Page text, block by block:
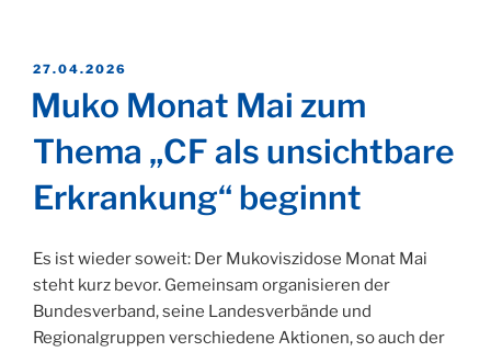
VERÖFFENTLICHT
27.04.2026
Muko Monat Mai zum
Thema „CF als unsichtbare
Erkrankung“ beginnt
Es ist wieder soweit: Der Mukoviszidose Monat Mai
steht kurz bevor. Gemeinsam organisieren der
Bundesverband, seine Landesverbände und
Regionalgruppen verschiedene Aktionen, so auch der